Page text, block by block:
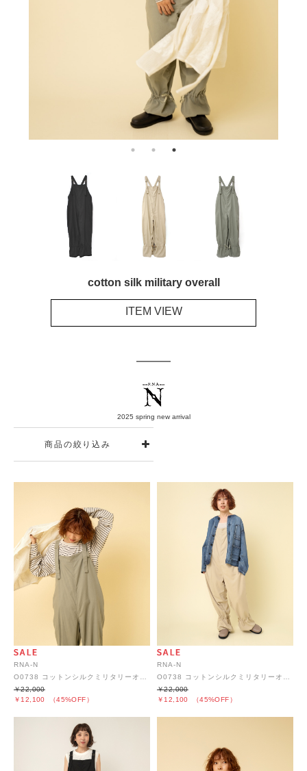
cotton silk military overall
ITEM VIEW
2025 spring new arrival
商品の絞り込み
RNA-N
￥12,100 （45%OFF）
￥22,000
RNA-N
￥12,100 （45%OFF）
￥22,000